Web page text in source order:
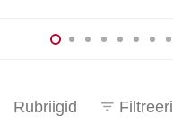
Rubriigid Filtreeri